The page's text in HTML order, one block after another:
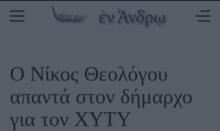
Ο Νίκος Θεολόγου
απαντά στον δήμαρχο
για τον ΧΥΤΥ